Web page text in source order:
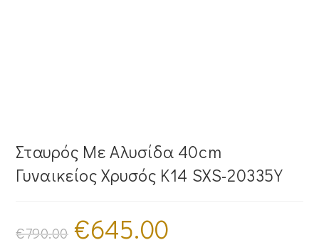
Σταυρός Mε Aλυσίδα 40cm
Γυναικείος Χρυσός Κ14 SXS-20335Y
€790.00
Original
price
was:
€645.00